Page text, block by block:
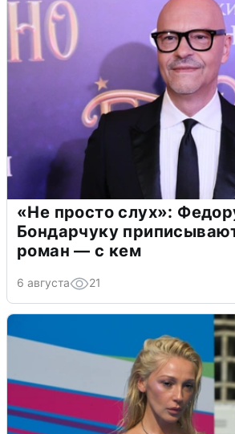
«Не просто слух»:
Бондарчуку
роман — с кем
6 августа 21